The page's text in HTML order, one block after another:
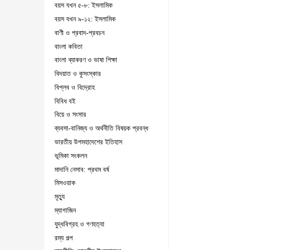
বয়স যখন ৫-৮: ইসলামিক
বয়স যখন ৯-১২: ইসলামিক
বাণী ও প্রবাদ-প্রবচন
বাংলা কবিতা
বাংলা ব্যাকরণ ও ভাষা শিক্ষা
বিদয়াত ও কুসংস্কার
বিপ্লব ও বিদ্রোহ
বিবিধ বই
বিয়ে ও সংসার
ব্যবসা-বানিজ্য ও অর্থনীতি বিষয়ক প্রবন্ধ
ভারতীয় উপমহাদেশের ইতিহাস
ভূমিকা সংকলন
মাদানি নেসাব: প্রথম বর্ষ
মিসওয়াক
মৃত্যু
ম্যাগাজিন
যুদ্ধবিগ্রহ ও গণহত্যা
রম্য গল্প